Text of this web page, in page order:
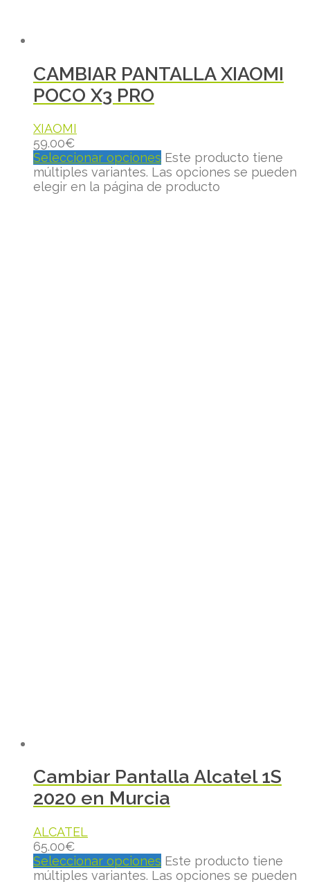
CAMBIAR PANTALLA XIAOMI
POCO X3 PRO
XIAOMI
59.00€
Seleccionar opciones Este producto tiene
múltiples variantes. Las opciones se pueden
elegir en la página de producto
Cambiar Pantalla Alcatel 1S
2020 en Murcia
ALCATEL
65.00€
Seleccionar opciones Este producto tiene
múltiples variantes. Las opciones se pueden